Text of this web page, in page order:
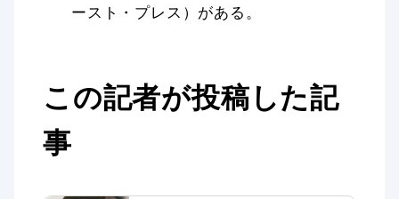
ースト・プレス）がある。
この記者が投稿した記
事